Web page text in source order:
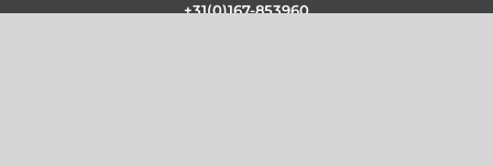
+31(0)167-853960